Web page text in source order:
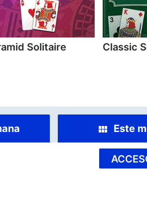
Solitaire Classic
Este